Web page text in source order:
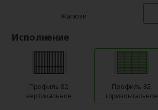
Жалюзи
Исполнение
Профиль 82,
вертикальное
Профиль 82,
горизонтальное